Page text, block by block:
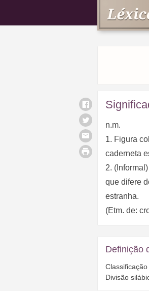
n.m.
1. Figura
caderneta
2.
que difere
estranha.
(Etm. de:
Definição
Divisão